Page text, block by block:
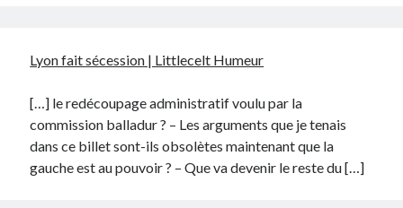
Lyon fait sécession | Littlecelt Humeur
[…] le redécoupage administratif voulu par la
commission balladur ? – Les arguments que je tenais
dans ce billet sont-ils obsolètes maintenant que la
gauche est au pouvoir ? – Que va devenir le reste du […]